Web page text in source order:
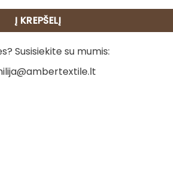
Į KREPŠELĮ
Susisiekite su mumis: